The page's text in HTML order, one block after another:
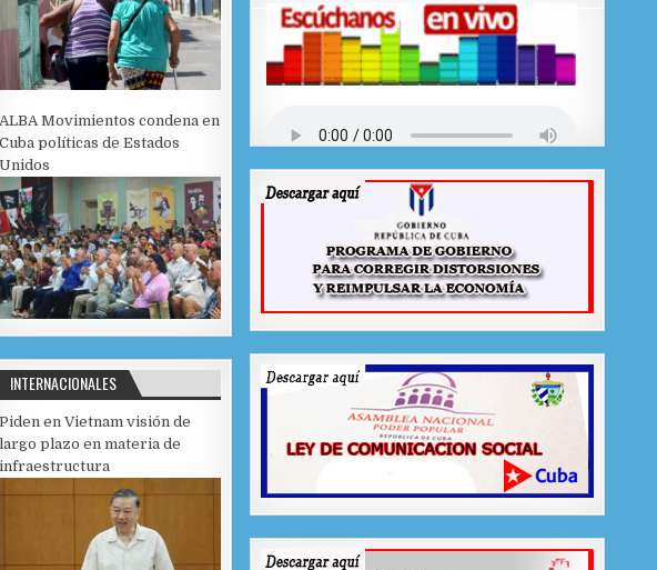
Y SUS ARTISTAS
ALBA Movimientos condena en
Cuba políticas de Estados
Unidos
INTERNACIONALES
Piden en Vietnam visión de
largo plazo en materia de
infraestructura